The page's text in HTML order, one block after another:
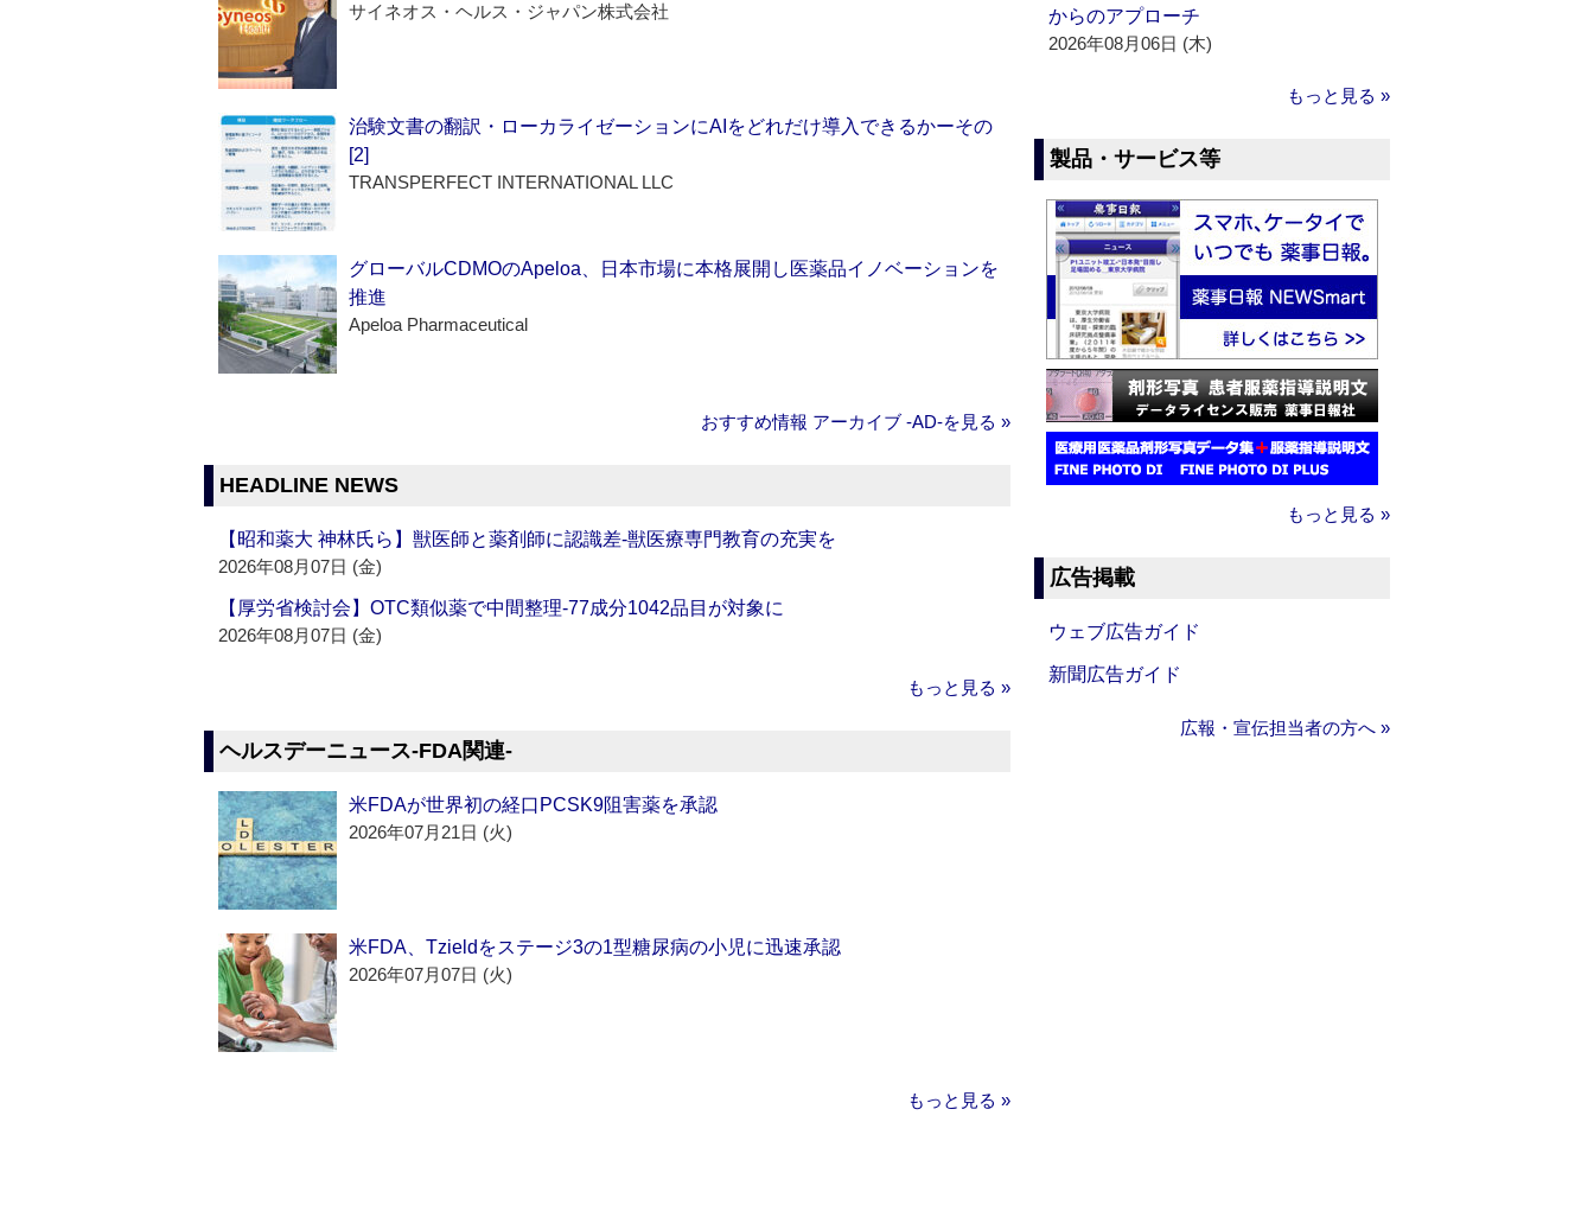
サイネオス・ヘルス・ジャパン株式会社
治験文書の翻訳・ローカライゼーションにAIをどれだけ導入できるかーその
[2]
TRANSPERFECT INTERNATIONAL LLC
グローバルCDMOのApeloa、日本市場に本格展開し医薬品イノベーションを
推進
Apeloa Pharmaceutical
おすすめ情報 アーカイブ ‐AD‐を見る »
HEADLINE NEWS
【昭和薬大 神林氏ら】獣医師と薬剤師に認識差‐獣医療専門教育の充実を
2026年08月07日 (金)
【厚労省検討会】OTC類似薬で中間整理‐77成分1042品目が対象に
2026年08月07日 (金)
もっと見る »
ヘルスデーニュース‐FDA関連‐
米FDAが世界初の経口PCSK9阻害薬を承認
2026年07月21日 (火)
米FDA、Tzieldをステージ3の1型糖尿病の小児に迅速承認
2026年07月07日 (火)
もっと見る »
からのアプローチ
2026年08月06日 (木)
もっと見る »
製品・サービス等
もっと見る »
広告掲載
ウェブ広告ガイド
新聞広告ガイド
広報・宣伝担当者の方へ »